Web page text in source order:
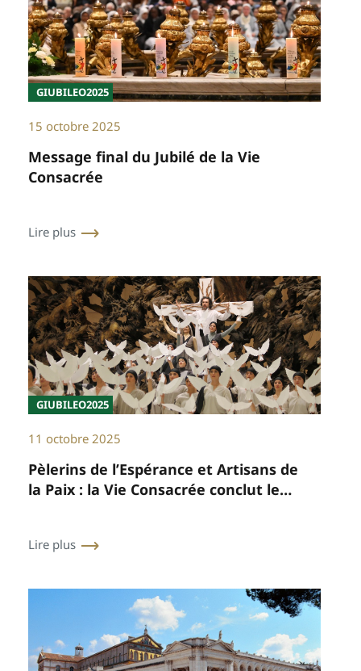
GIUBILEO2025
15 octobre 2025
Message final du Jubilé de la Vie
Consacrée
Lire plus
GIUBILEO2025
11 octobre 2025
Pèlerins de l’Espérance et Artisans de
la Paix : la Vie Consacrée conclut le
Lire plus